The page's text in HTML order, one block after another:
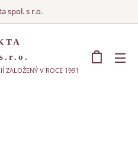
spol. s r.o.
ZALOŽENÝ V ROCE 1991